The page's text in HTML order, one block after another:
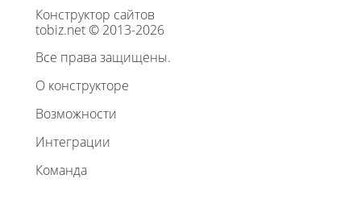
Конструктор сайтов
tobiz.net © 2013-2026
Все права защищены.
О конструкторе
Возможности
Интеграции
Команда